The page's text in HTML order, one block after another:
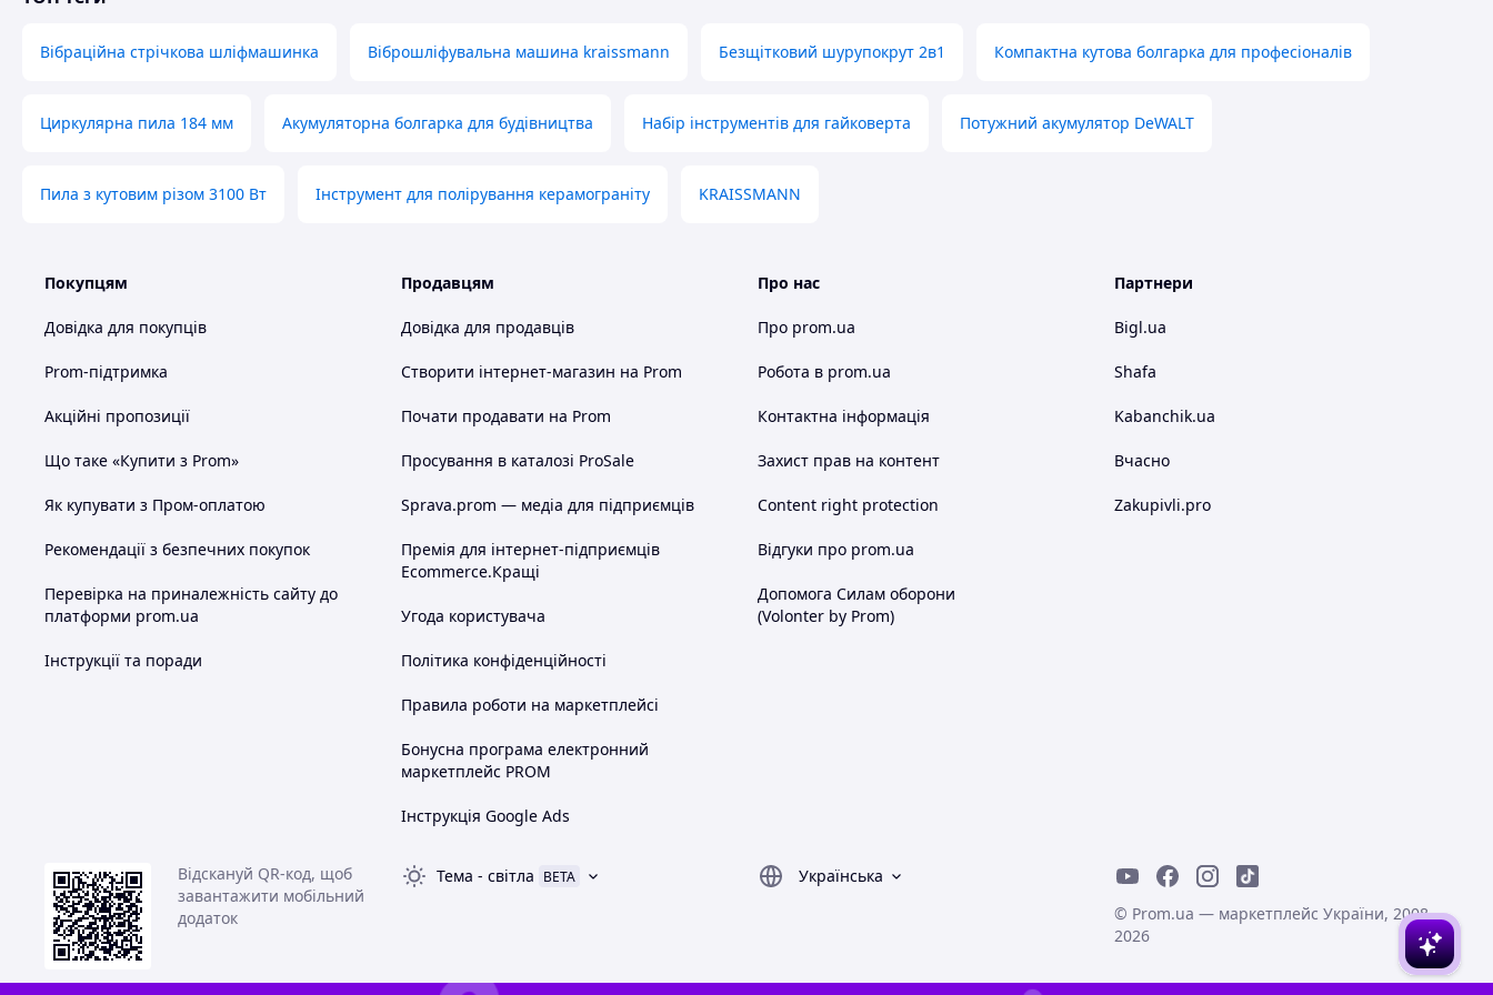
Вібраційна стрічкова шліфмашинка Віброшліфувальна машина kraissmann Безщітковий шурупокрут 2в1 Компактна кутова болгарка для професіоналів
Циркулярна пила 184 мм Акумуляторна болгарка для будівництва Набір інструментів для гайковерта Потужний акумулятор DeWALT
Пила з кутовим різом 3100 Вт Інструмент для полірування керамограніту KRAISSMANN
Покупцям
Довідка для покупців
Prom-підтримка
Акційні пропозиції
Що таке «Купити з Prom»
Як купувати з Пром-оплатою
Рекомендації з безпечних покупок
Перевірка на приналежність сайту до
платформи prom.ua
Інструкції та поради
Продавцям
Довідка для продавців
Створити інтернет-магазин на Prom
Почати продавати на Prom
Просування в каталозі ProSale
Sprava.prom — медіа для підприємців
Премія для інтернет-підприємців
Ecommerce.Кращі
Угода користувача
Політика конфіденційності
Правила роботи на маркетплейсі
Бонусна програма електронний
маркетплейс PROM
Інструкція Google Ads
Про нас
Про prom.ua
Робота в prom.ua
Контактна інформація
Захист прав на контент
Content right protection
Відгуки про prom.ua
Допомога Силам оборони
(Volonter by Prom)
Партнери
Bigl.ua
Shafa
Kabanchik.ua
Вчасно
Zakupivli.pro
Відскануй QR-код, щоб
завантажити мобільний
додаток
Тема - світла BETA
Українська
© Prom.ua — маркетплейс України, 2008-
2026